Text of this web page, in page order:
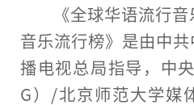
《全球华语流行
音乐流行榜》是由中共
播电视总局指导， 中央
G）/北京师范大学媒